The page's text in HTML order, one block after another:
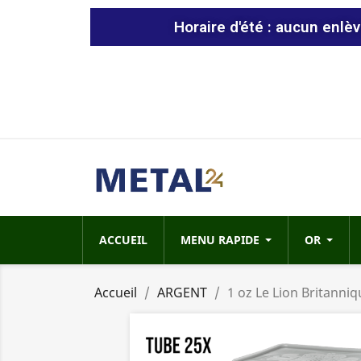
Horaire d'été : aucun
ACCUEIL MENU RAPIDE OR
Accueil ARGENT 1 oz Le Lion